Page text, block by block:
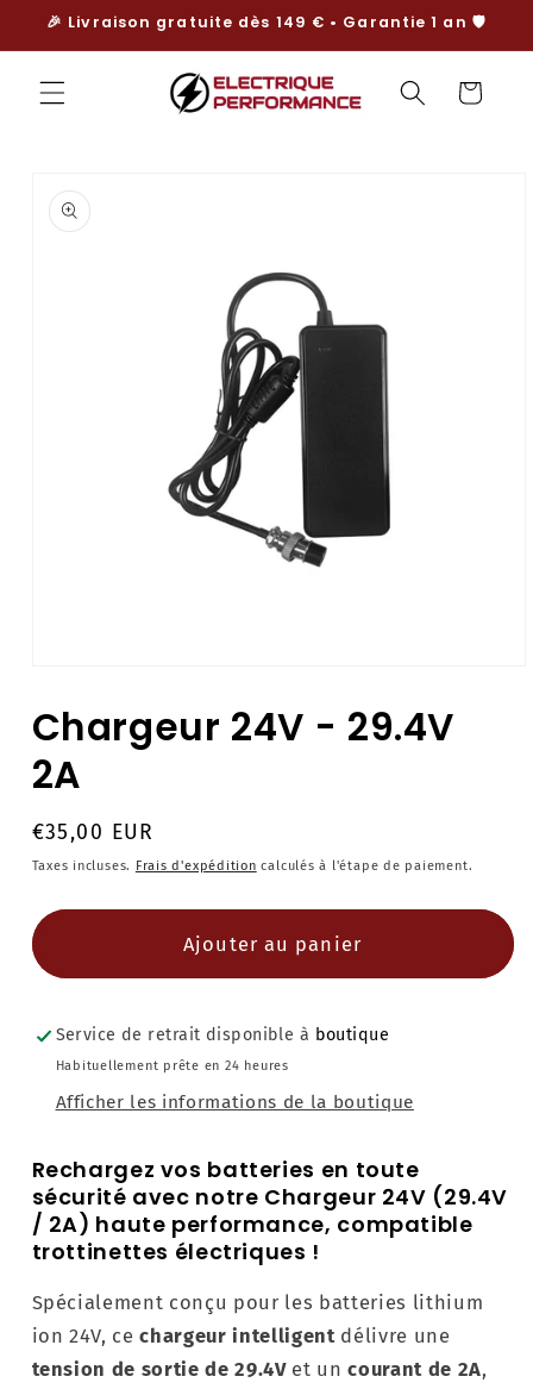
et
passer
au
contenu
🎉 Livraison gratuite dès 149 € • Garantie 1 an 🛡️
Panier
informations
produits
média
1
dans
une
fenêtre
Chargeur 24V - 29.4V
2A
Prix
habituel
€35,00 EUR
Taxes incluses. Frais d'expédition calculés à l'étape de paiement.
Ajouter au panier
Service de retrait disponible à boutique
Habituellement prête en 24 heures
Afficher les informations de la boutique
Rechargez vos batteries en toute
sécurité avec notre Chargeur 24V (29.4V
/ 2A) haute performance, compatible
trottinettes électriques !
Spécialement conçu pour les batteries lithium
ion 24V, cechargeur intelligent délivre une
tension de sortie de 29.4Vet uncourant de 2A,